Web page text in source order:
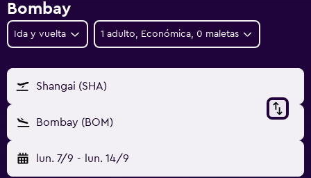
Bombay
Ida y vuelta 1 adulto, Económica, 0 maletas
Shangai (SHA)
Bombay (BOM)
lun. 7/9 - lun. 14/9